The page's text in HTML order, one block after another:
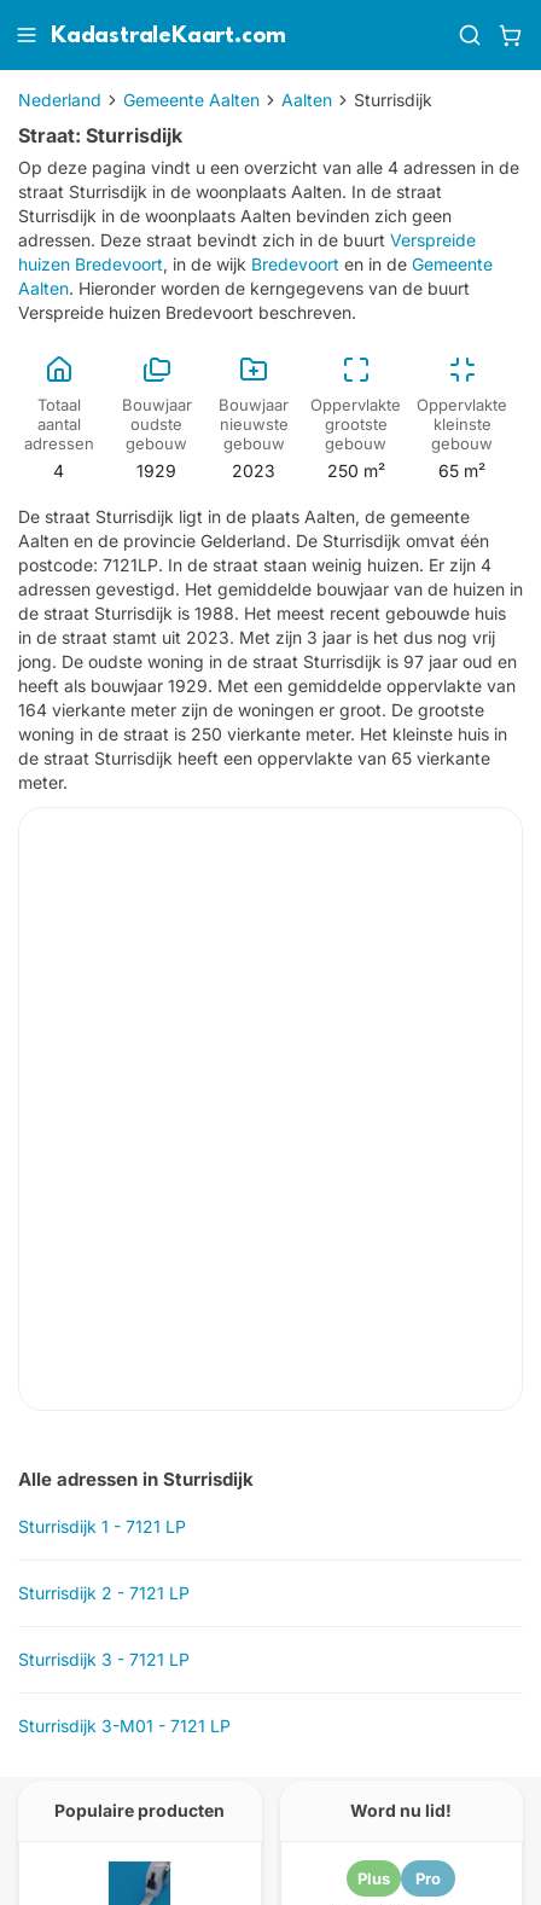
KadastraleKaart.com
Nederland Gemeente Aalten Aalten Sturrisdijk
Straat: Sturrisdijk
Op deze pagina vindt u een overzicht van alle 4 adressen in de
straat Sturrisdijk in de woonplaats Aalten. In de straat
Sturrisdijk in de woonplaats Aalten bevinden zich geen
adressen. Deze straat bevindt zich in de buurt Verspreide
huizen Bredevoort, in de wijk Bredevoort en in de Gemeente
Aalten. Hieronder worden de kerngegevens van de buurt
Verspreide huizen Bredevoort beschreven.
Totaal
aantal
adressen
4
Bouwjaar
oudste
gebouw
1929
Bouwjaar
nieuwste
gebouw
2023
Oppervlakte
grootste
gebouw
250 m²
Oppervlakte
kleinste
gebouw
65 m²
De straat Sturrisdijk ligt in de plaats Aalten, de gemeente
Aalten en de provincie Gelderland. De Sturrisdijk omvat één
postcode: 7121LP. In de straat staan weinig huizen. Er zijn 4
adressen gevestigd. Het gemiddelde bouwjaar van de huizen in
de straat Sturrisdijk is 1988. Het meest recent gebouwde huis
in de straat stamt uit 2023. Met zijn 3 jaar is het dus nog vrij
jong. De oudste woning in de straat Sturrisdijk is 97 jaar oud en
heeft als bouwjaar 1929. Met een gemiddelde oppervlakte van
164 vierkante meter zijn de woningen er groot. De grootste
woning in de straat is 250 vierkante meter. Het kleinste huis in
de straat Sturrisdijk heeft een oppervlakte van 65 vierkante
meter.
Alle adressen in Sturrisdijk
Sturrisdijk 1 - 7121 LP
Sturrisdijk 2 - 7121 LP
Sturrisdijk 3 - 7121 LP
Sturrisdijk 3-M01 - 7121 LP
Populaire producten Word nu lid!
Plus Pro